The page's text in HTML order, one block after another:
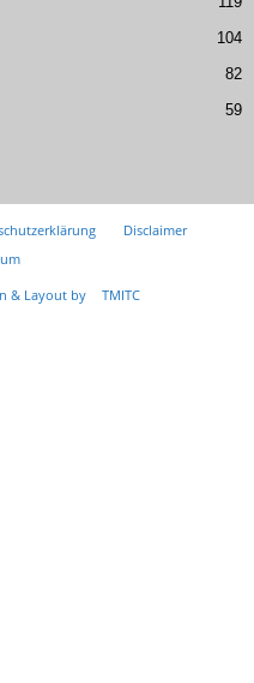
104
82
59
Disclaimer
& Layout by
TMITC